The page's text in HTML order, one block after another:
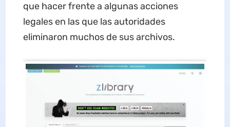
que hacer frente a algunas acciones
legales en las que las autoridades
eliminaron muchos de sus archivos.